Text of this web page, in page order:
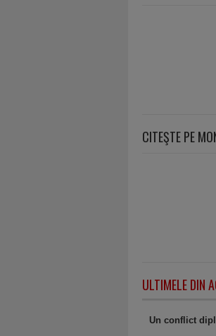
CITEŞTE PE
ULTIMELE DIN
Un conflict